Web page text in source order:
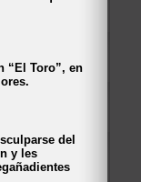
“El Toro”, en
del
y les